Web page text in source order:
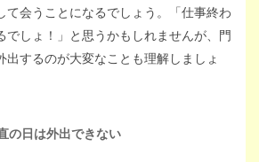
て会うことになるでしょう。「仕事終わ
でしょ！」と思うかもしれませんが、門
出するのが大変なことも理解しましょ
の日は外出できない